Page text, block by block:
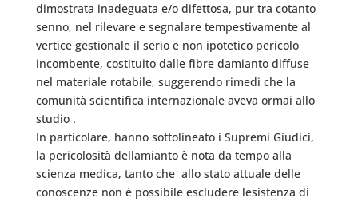
dimostrata inadeguata e/o difettosa, pur tra cotanto
senno, nel rilevare e segnalare tempestivamente al
vertice gestionale il serio e non ipotetico pericolo
incombente, costituito dalle fibre damianto diffuse
nel materiale rotabile, suggerendo rimedi che la
comunità scientifica internazionale aveva ormai allo
studio .
In particolare, hanno sottolineato i Supremi Giudici,
la pericolosità dellamianto è nota da tempo alla
scienza medica, tanto che  allo stato attuale delle
conoscenze non è possibile escludere lesistenza di